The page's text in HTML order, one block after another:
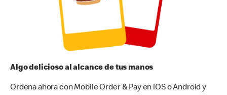
Algo delicioso al alcance de tus manos
Ordena ahora con Mobile Order & Pay en iOS o Android y